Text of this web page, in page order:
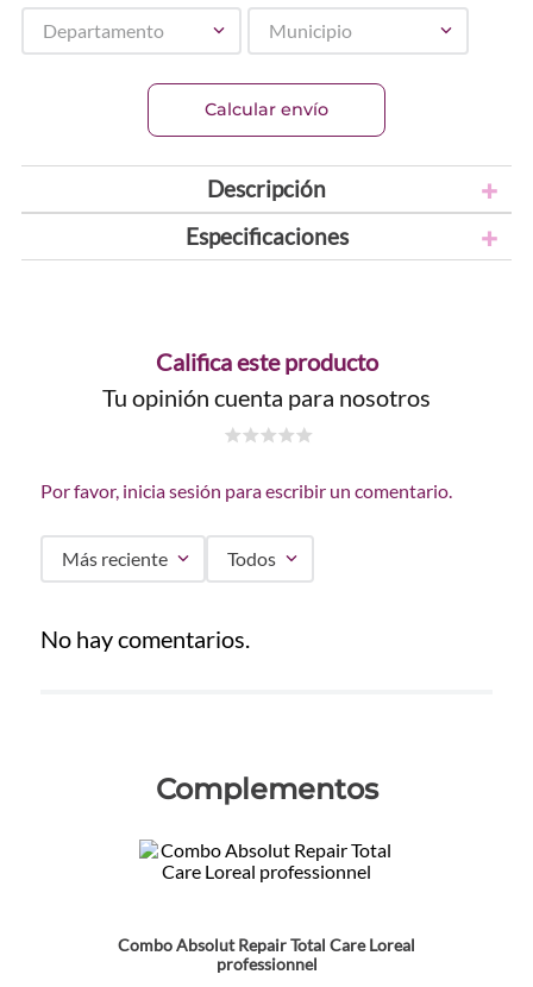
Departamento Municipio
Calcular envío
Descripción
Especificaciones
Califica este producto
Tu opinión cuenta para nosotros
Por favor, inicia sesión para escribir un comentario.
Más reciente Todos
No hay comentarios.
Complementos
Combo Absolut Repair Total Care Loreal
professionnel